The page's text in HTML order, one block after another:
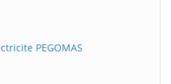
PEGOMAS